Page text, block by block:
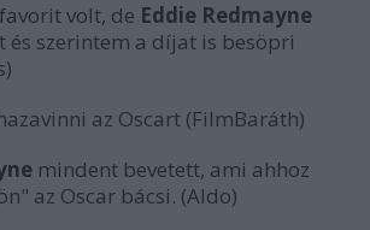
volt, de Eddie Redmayne
és szerintem a díjat is besöpri
az Oscart (FilmBaráth)
mindent bevetett, ami ahhoz
az Oscar bácsi. (Aldo)